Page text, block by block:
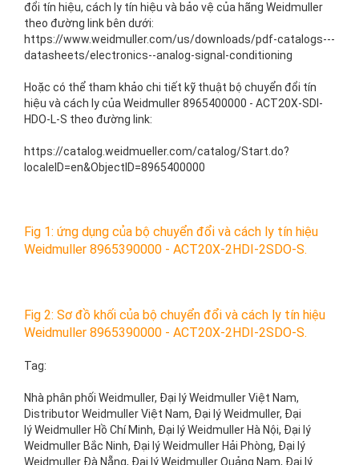
đổi tín hiệu, cách ly tín hiệu và bảo vệ của hãng Weidmuller
theo đường link bên dưới:
https://www.weidmuller.com/us/downloads/pdf-catalogs---
datasheets/electronics--analog-signal-conditioning
Hoặc có thể tham khảo chi tiết kỹ thuật bộ chuyển đổi tín
hiệu và cách ly của Weidmuller8965400000 - ACT20X-SDI-
HDO-L-S theo đường link:
https://catalog.weidmueller.com/catalog/Start.do?
localeID=en&ObjectID=8965400000
Fig 1: ứng dụng của bộ chuyển đổi và cách ly tín hiệu
Weidmuller 8965390000 - ACT20X-2HDI-2SDO-S.
Fig 2: Sơ đồ khối của bộ chuyển đổi và cách ly tín hiệu
Weidmuller 8965390000 - ACT20X-2HDI-2SDO-S.
Tag:
Nhà phân phối Weidmuller, Đại lý Weidmuller Việt Nam,
Distributor Weidmuller Việt Nam, Đại lý Weidmuller, Đại
lý Weidmuller Hồ Chí Minh, Đại lý Weidmuller Hà Nội, Đại lý
Weidmuller Bắc Ninh, Đại lý Weidmuller Hải Phòng, Đại lý
Weidmuller Đà Nẵng, Đại lý Weidmuller Quảng Nam, Đại lý